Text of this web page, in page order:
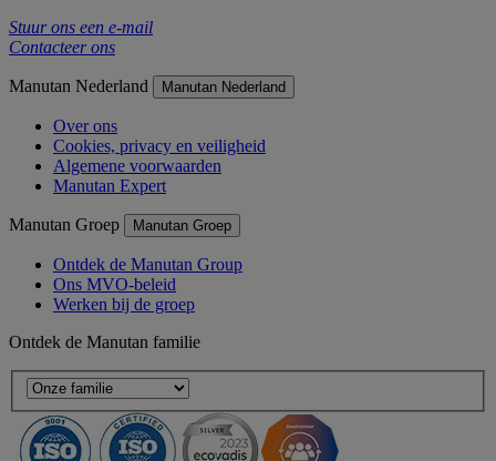
Stuur ons een e-mail
Contacteer ons
Manutan Nederland Manutan Nederland
Over ons
Cookies, privacy en veiligheid
Algemene voorwaarden
Manutan Expert
Manutan Groep Manutan Groep
Ontdek de Manutan Group
Ons MVO-beleid
Werken bij de groep
Ontdek de Manutan familie